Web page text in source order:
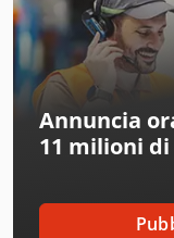
Amt
Aro
Atb
Beka-Mak
Annuncia
11 milioni